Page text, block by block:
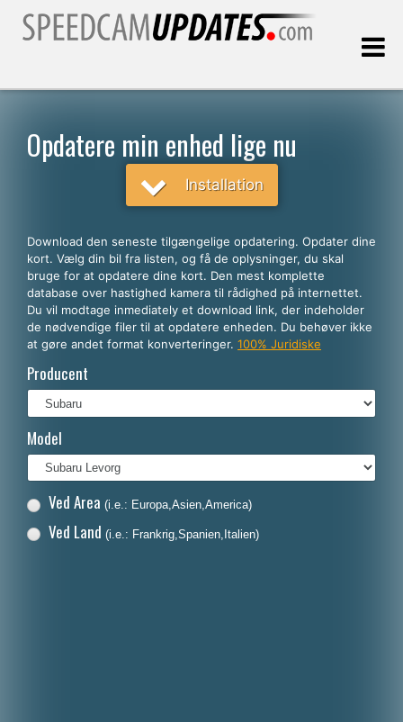
Dansk
English
Español
Deutsch
Italiano
Nederlands
Opdatere min enhed lige nu
Installation
Download den seneste tilgængelige opdatering. Opdater dine
kort. Vælg din bil fra listen, og få de oplysninger, du skal
bruge for at opdatere dine kort. Den mest komplette
database over hastighed kamera til rådighed på internettet.
Du vil modtage inmediately et download link, der indeholder
de nødvendige filer til at opdatere enheden. Du behøver ikke
at gøre andet format konverteringer. 100% Juridiske
Producent
Model
Ved Area (i.e.: Europa,Asien,America)
Ved Land (i.e.: Frankrig,Spanien,Italien)